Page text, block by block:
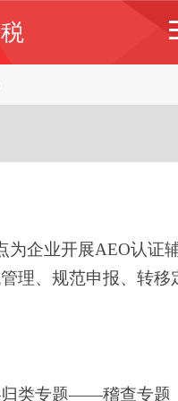
为企业开展AEO认证
理、规范申报、转移
类专题——稽查专题